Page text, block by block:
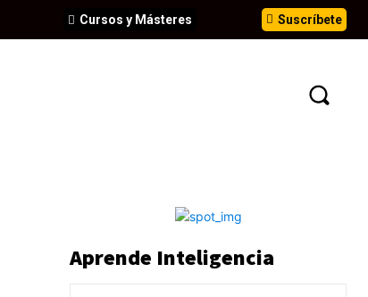
Suscríbete
Cursos y Másteres
Aprende Inteligencia